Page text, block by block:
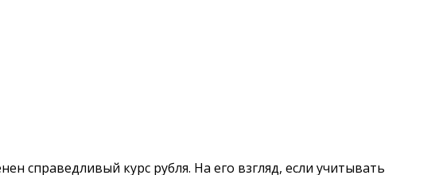
курс рубля. На его взгляд, если учитывать